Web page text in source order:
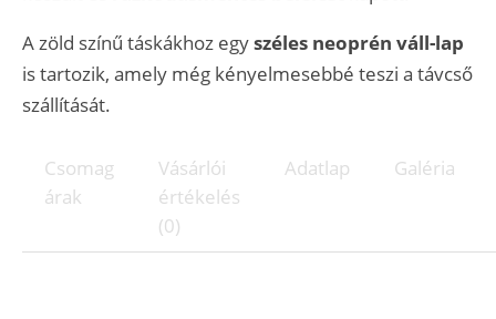
A zöld színű táskákhoz egyszéles neoprén váll-lap
is tartozik, amely még kényelmesebbé teszi a távcső
szállítását.
Csomag
árak
Vásárlói
értékelés
(0)
Adatlap Galéria